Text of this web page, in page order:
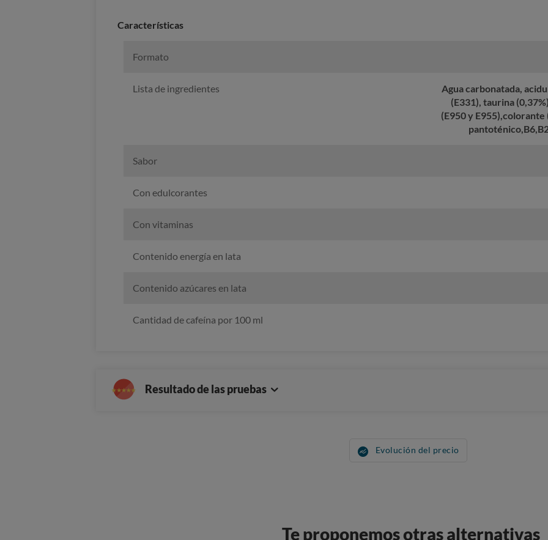
Caracterí­sticas
Formato
Lista de ingredientes
Agua carbonatada,
(E331), taurina
(E950 y
Sabor
Con edulcorantes
Con vitaminas
Contenido energía en lata
Contenido azúcares en lata
Cantidad de cafeína por 100 ml
Resultado de las pruebas
Evolución del precio
Te proponemos otras alternativas